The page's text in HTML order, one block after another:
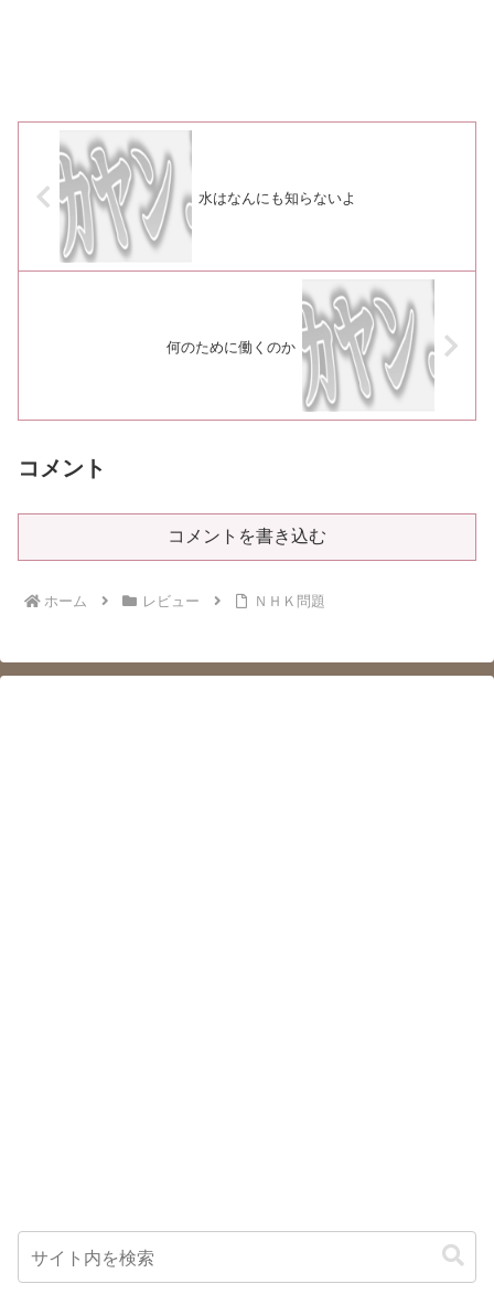
水はなんにも知らないよ
何のために働くのか
コメント
コメントを書き込む
ホーム レビュー ＮＨＫ問題